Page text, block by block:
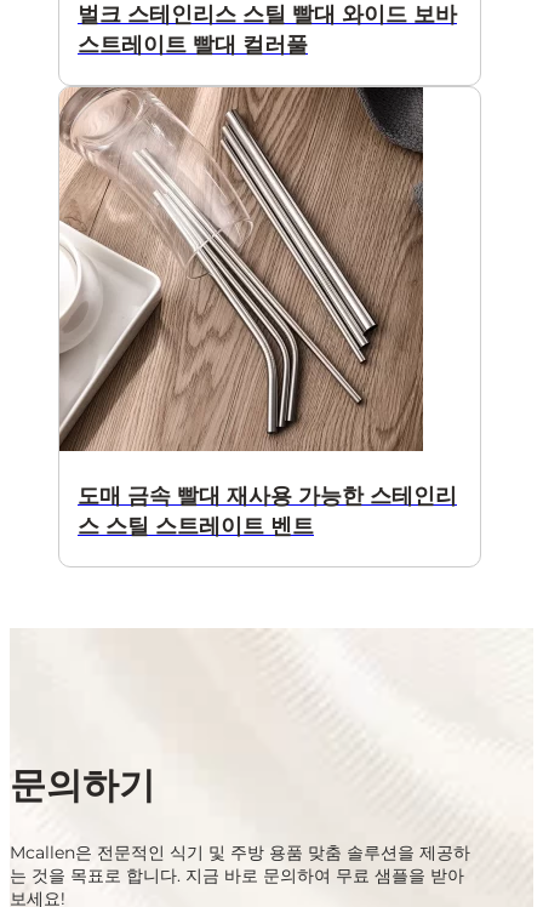
벌크 스테인리스 스틸 빨대 와이드 보바
스트레이트 빨대 컬러풀
도매 금속 빨대 재사용 가능한 스테인리
스 스틸 스트레이트 벤트
문의하기
Mcallen은 전문적인 식기 및 주방 용품 맞춤 솔루션을 제공하
는 것을 목표로 합니다. 지금 바로 문의하여 무료 샘플을 받아
보세요!